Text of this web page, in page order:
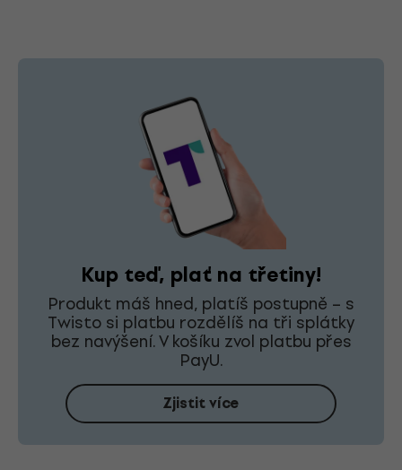
Kup teď, plať na třetiny!
Produkt máš hned, platíš postupně – s
Twisto si platbu rozdělíš na tři splátky
bez navýšení. V košíku zvol platbu přes
PayU.
Zjistit více